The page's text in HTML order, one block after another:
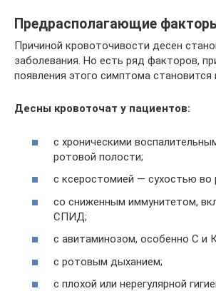
Предрасполагающие
Причиной кровоточивости десен
заболевания. Но есть ряд факторов,
появления этого симптома становится
Десны кровоточат у пациентов:
с хроническими
ротовой полости;
с ксеростомией — сухостью во
со сниженным иммунитетом,
СПИД;
с авитаминозом, особенно С и
с ротовым дыханием;
с плохой или нерегулярной